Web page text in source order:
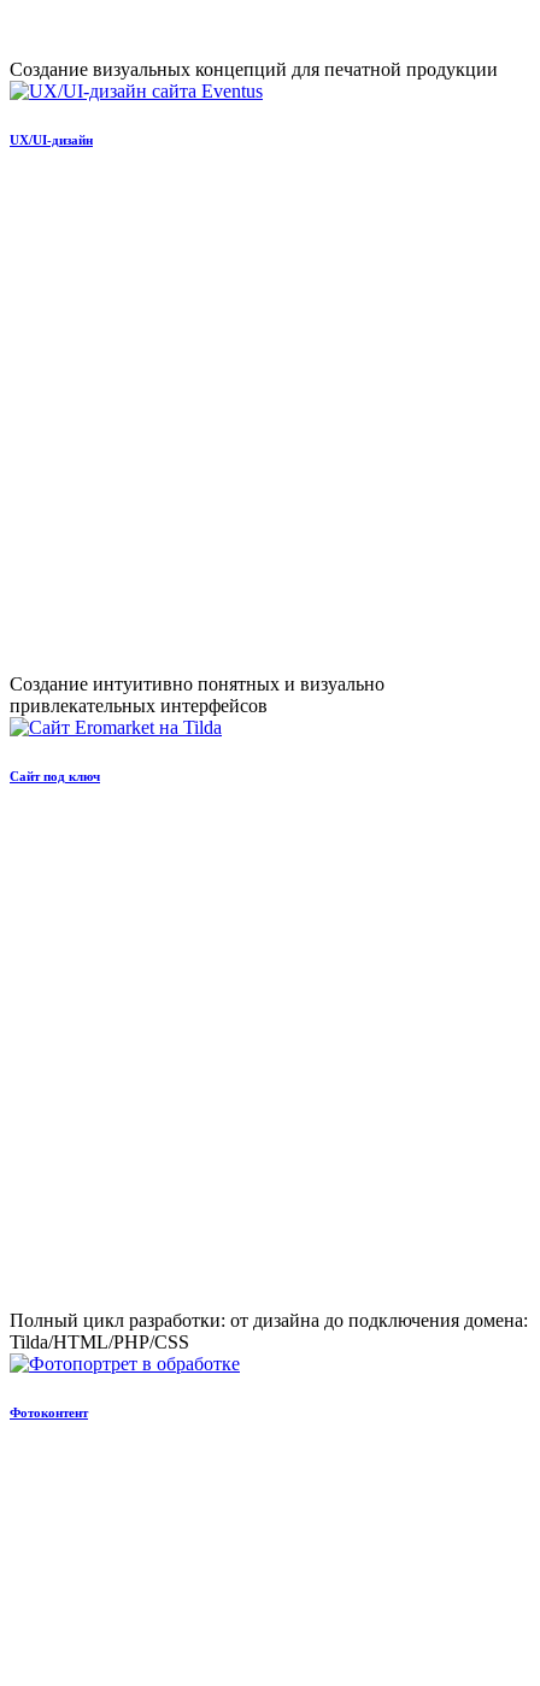
Создание визуальных концепций для печатной продукции
UX/UI-дизайн
Создание интуитивно понятных и визуально
привлекательных интерфейсов
Сайт под ключ
Полный цикл разработки: от дизайна до подключения домена:
Tilda/HTML/PHP/CSS
Фотоконтент